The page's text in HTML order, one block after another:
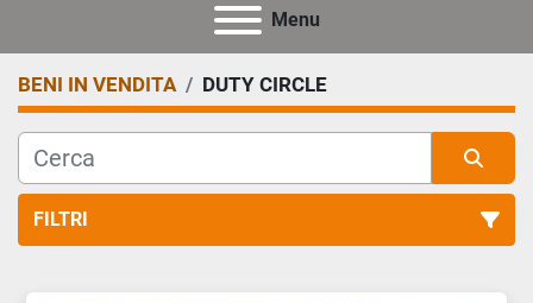
Menu
BENI IN VENDITA DUTY CIRCLE
FILTRI
Tutte le categorie